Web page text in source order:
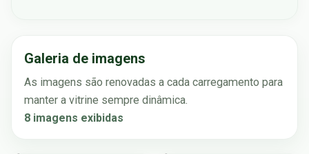
Galeria de imagens
As imagens são renovadas a cada carregamento para
manter a vitrine sempre dinâmica.
8 imagens exibidas